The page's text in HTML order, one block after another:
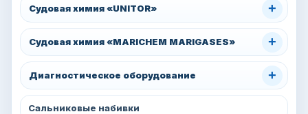
Судовая химия «UNITOR» +
Судовая химия «MARICHEM MARIGASES» +
Диагностическое оборудование +
Сальниковые набивки